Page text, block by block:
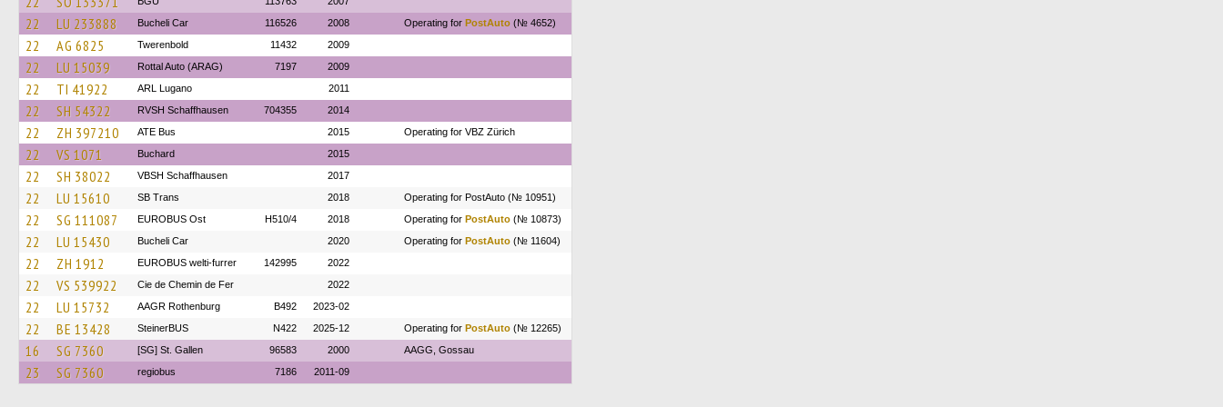
22 LU 233888 Bucheli Car 116526 2008 Operating for PostAuto (№ 4652)
22 AG 6825 Twerenbold 11432 2009
22 LU 15039 Rottal Auto (ARAG) 7197 2009
22 TI 41922 ARL Lugano 2011
22 SH 54322 RVSH Schaffhausen 704355 2014
22 ZH 397210 ATE Bus 2015 Operating for VBZ Zürich
22 VS 1071 Buchard 2015
22 SH 38022 VBSH Schaffhausen 2017
22 LU 15610 SB Trans 2018 Operating for PostAuto (№ 10951)
22 SG 111087 EUROBUS Ost H510/4 2018 Operating for PostAuto (№ 10873)
22 LU 15430 Bucheli Car 2020 Operating for PostAuto (№ 11604)
22 ZH 1912 EUROBUS welti-furrer 142995 2022
22 VS 539922 Cie de Chemin de Fer 2022
22 LU 15732 AAGR Rothenburg B492 2023-02
22 BE 13428 SteinerBUS N422 2025-12 Operating for PostAuto (№ 12265)
16 SG 7360 [SG] St. Gallen 96583 2000 AAGG, Gossau
23 SG 7360 regiobus 7186 2011-09